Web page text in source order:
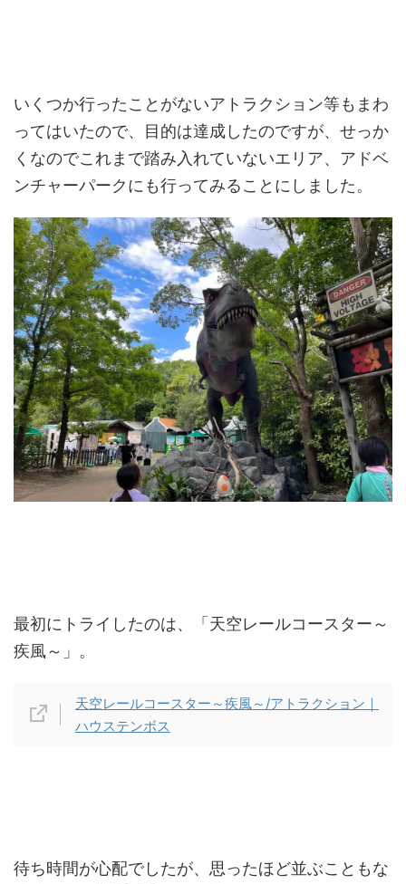
いくつか行ったことがないアトラクション等もまわ
ってはいたので、目的は達成したのですが、せっか
くなのでこれまで踏み入れていないエリア、アドベ
ンチャーパークにも行ってみることにしました。
最初にトライしたのは、「天空レールコースター～
疾風～」。
天空レールコースター～疾風～/アトラクション｜
ハウステンボス
待ち時間が心配でしたが、思ったほど並ぶこともな